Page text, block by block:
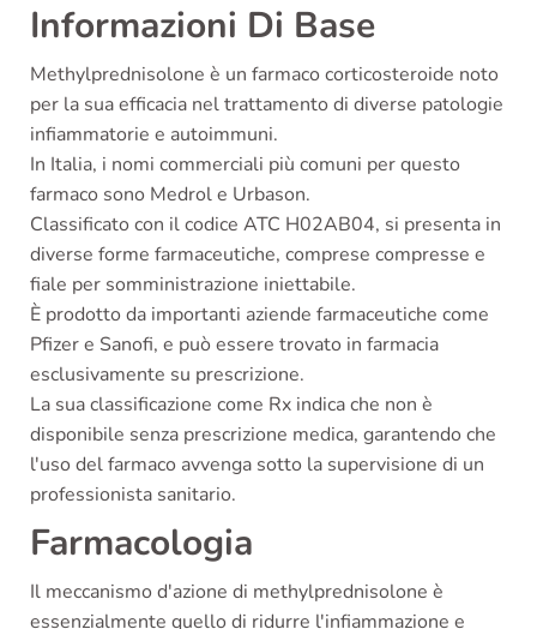
Informazioni Di Base
Methylprednisolone è un farmaco corticosteroide noto
per la sua efficacia nel trattamento di diverse patologie
infiammatorie e autoimmuni.
In Italia, i nomi commerciali più comuni per questo
farmaco sono Medrol e Urbason.
Classificato con il codice ATC H02AB04, si presenta in
diverse forme farmaceutiche, comprese compresse e
fiale per somministrazione iniettabile.
È prodotto da importanti aziende farmaceutiche come
Pfizer e Sanofi, e può essere trovato in farmacia
esclusivamente su prescrizione.
La sua classificazione come Rx indica che non è
disponibile senza prescrizione medica, garantendo che
l'uso del farmaco avvenga sotto la supervisione di un
professionista sanitario.
Farmacologia
Il meccanismo d'azione di methylprednisolone è
essenzialmente quello di ridurre l'infiammazione e